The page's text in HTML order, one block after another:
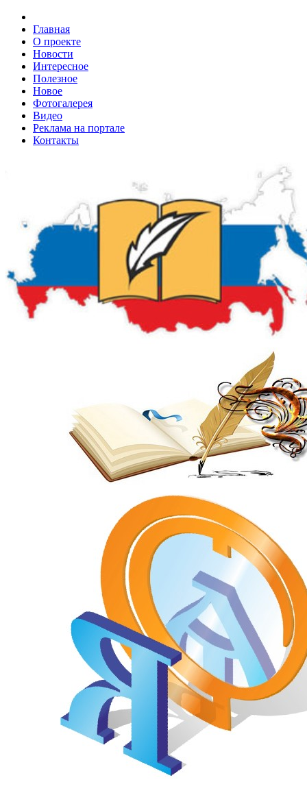
Главная
О проекте
Новости
Интересное
Полезное
Новое
Фотогалерея
Видео
Реклама на портале
Контакты